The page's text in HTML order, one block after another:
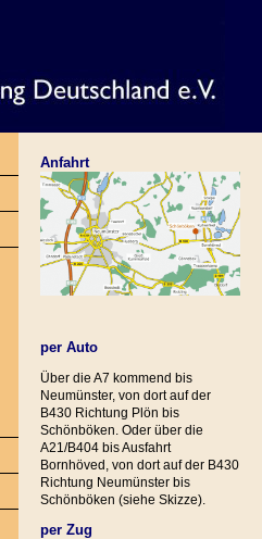
Anfahrt
per Auto
Über die A7 kommend bis
Neumünster, von dort auf der
B430 Richtung Plön bis
Schönböken. Oder über die
A21/B404 bis Ausfahrt
Bornhöved, von dort auf der B430
Richtung Neumünster bis
Schönböken (siehe Skizze).
per Zug